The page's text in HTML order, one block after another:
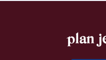
plan